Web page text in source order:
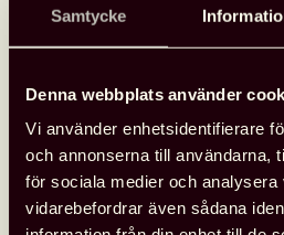
Samtycke
Denna webbplats använder
Vi använder enhetsidentifierare
och annonserna till användarna,
för sociala medier och analysera
vidarebefordrar även sådana
Se Svensk
programpunkter i
Svensk biblioteksförening
under Almedalen med fokus på
kultur. Samtalen spelades in och